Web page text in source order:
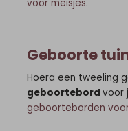
voor meisjes.
Geboorte
Hoera een tweeling
geboortebord voor
geboorteborden